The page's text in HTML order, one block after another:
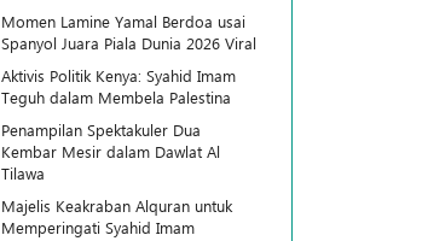
Momen Lamine Yamal Berdoa usai
Spanyol Juara Piala Dunia 2026 Viral
Aktivis Politik Kenya: Syahid Imam
Teguh dalam Membela Palestina
Penampilan Spektakuler Dua
Kembar Mesir dalam Dawlat Al
Tilawa
Majelis Keakraban Alquran untuk
Memperingati Syahid Imam